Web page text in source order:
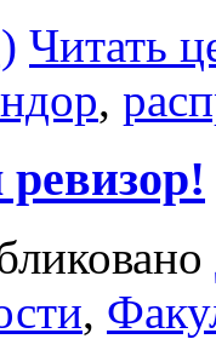
Читать
,
,